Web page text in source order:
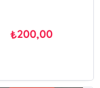
₺200,00